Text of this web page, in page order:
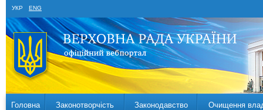
УКР ENG
Головна Законотворчість Законодавство Очищення